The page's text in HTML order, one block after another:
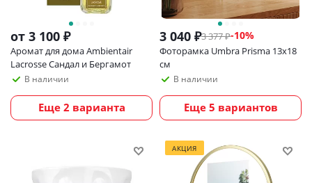
от 3 100 ₽
Аромат для дома Ambientair
Lacrosse Сандал и Бергамот
В наличии
Еще 2 варианта
3 040 ₽3 377₽-10%
Фоторамка Umbra Prisma 13х18
см
В наличии
Еще 5 вариантов
АКЦИЯ